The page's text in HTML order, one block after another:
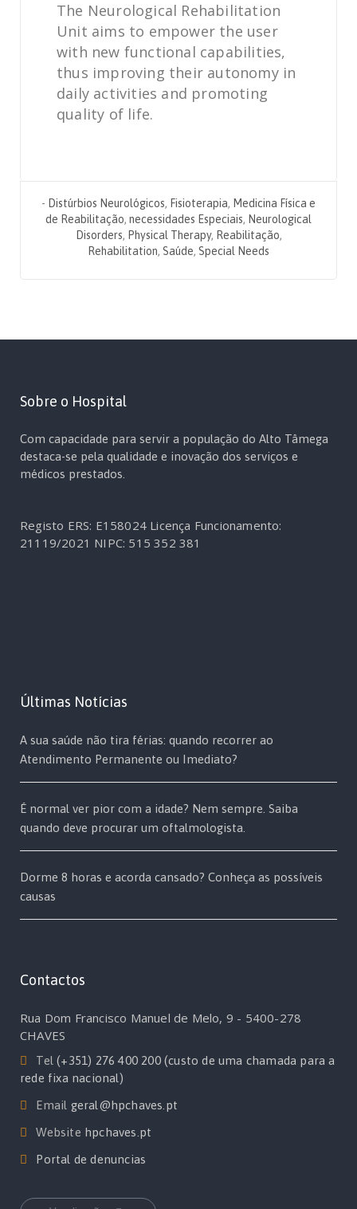
The Neurological Rehabilitation
Unit aims to empower the user
with new functional capabilities,
thus improving their autonomy in
daily activities and promoting
quality of life.
- Distúrbios Neurológicos, Fisioterapia, Medicina Física e
de Reabilitação, necessidades Especiais, Neurological
Disorders, Physical Therapy, Reabilitação,
Rehabilitation, Saúde, Special Needs
Sobre o Hospital
Com capacidade para servir a população do Alto Tâmega
destaca-se pela qualidade e inovação dos serviços e
médicos prestados.
Registo ERS: E158024 Licença Funcionamento:
21119/2021 NIPC: 515 352 381
Últimas Notícias
A sua saúde não tira férias: quando recorrer ao
Atendimento Permanente ou Imediato?
É normal ver pior com a idade? Nem sempre. Saiba
quando deve procurar um oftalmologista.
Dorme 8 horas e acorda cansado? Conheça as possíveis
causas
Contactos
Rua Dom Francisco Manuel de Melo, 9 - 5400-278
CHAVES
Tel(+351) 276 400 200 (custo de uma chamada para a
rede fixa nacional)
Email geral@hpchaves.pt
Website hpchaves.pt
Portal de denuncias